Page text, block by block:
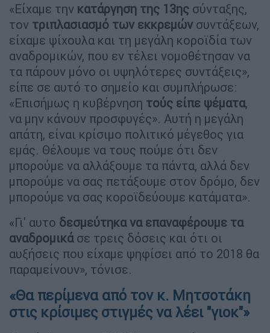
«Είχαμε την κατάργηση της 13ης σύνταξης,
τον τριπλασιασμό των εκκρεμών συντάξεων,
είχαμε ψίχουλα και τη μεγάλη κοροϊδία των
αναδρομικών, που εν τέλει νομοθέτησαν να
τα πάρουν μόνο οι υψηλότερες συντάξεις»,
είπε σε αυτό το σημείο και συμπλήρωσε:
«Επισήμως η κυβέρνηση τούς είπε ψέματα,
να μην κάνουν προσφυγές». Αυτή η μεγάλη
απάτη, είναι κρίσιμο πολιτικό μέγεθος για
εμάς. Θέλουμε να τους πούμε ότι δεν
μπορούμε να αλλάξουμε τα πάντα, αλλά δεν
μπορούμε να σας πετάξουμε στον δρόμο, δεν
μπορούμε να σας κοροϊδεύουμε κατάματα».
«Γι' αυτο δεσμεύτηκα να επαναφέρουμε τα
αναδρομικάσε τρεις δόσεις και ότι οι
αυξήσεις που είχαμε ψηφίσει από το 2018 θα
παραμείνουν», τόνισε.
«Θα περίμενα από τον κ. Μητσοτάκη
στις κρίσιμες στιγμές να λέει "γιοκ"»